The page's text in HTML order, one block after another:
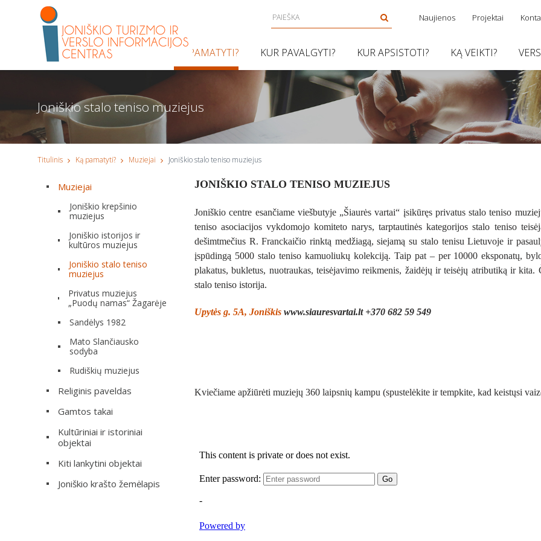
Naujienos Projektai
KĄ PAMATYTI? KUR PAVALGYTI? KUR APSISTOTI? KĄ VEIKTI?
Joniškio stalo teniso muziejus
Titulinis Ką pamatyti? Muziejai Joniškio stalo teniso muziejus
Muziejai
Joniškio krepšinio
muziejus
Joniškio istorijos ir
kultūros muziejus
Joniškio stalo teniso
muziejus
Privatus muziejus
„Puodų namas“ Žagarėje
Sandėlys 1982
Mato Slančiausko
sodyba
Rudiškių muziejus
Religinis paveldas
Gamtos takai
Kultūriniai ir istoriniai
objektai
Kiti lankytini objektai
Joniškio krašto žemėlapis
JONIŠKIO STALO TENISO MUZIEJUS
Joniškio centre esančiame viešbutyje „Šiaurės vartai“ įsikūręs privatus stalo teniso
teniso asociacijos vykdomojo komiteto narys, tarptautinės kategorijos stalo teniso
dešimtmečius R. Franckaičio rinktą medžiagą, siejamą su stalo tenisu Lietuvoje ir
įspūdingą 5000 stalo teniso kamuoliukų kolekciją. Taip pat – per 10000 eksponatų,
plakatus, bukletus, nuotraukas, teisėjavimo reikmenis, žaidėjų ir teisėjų atributiką ir
stalo teniso istorija.
Upytės g. 5A, Joniškis www.siauresvartai.lt +370 682 59 549
Kviečiame apžiūrėti muziejų 360 laipsnių kampu (spustelėkite ir tempkite, kad keistųsi